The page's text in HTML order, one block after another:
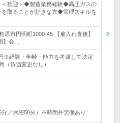
＜歓迎＞◆製造業務経験◆高圧ガスの
取ることが好きな方◆管理スキルを
原市円明町1000-45 【雇入れ直後】
】会…
※経験・年齢・能力を考慮して決定
（待遇変更なし）
分／休憩50分）※時間外労働あり